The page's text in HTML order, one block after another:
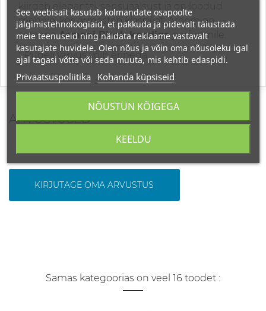
kiirgab elegantsi, sensuaalsust ja on loodud
mehele, kes armastab klassikat. Aroom on
sarnaneArmani Black koodigaparfüümile.
* Pudeli värvus võib erineda
ARVUSTUSED
KIRJUTAGE OMA ARVUSTUS
Samas kategoorias on veel 16 toodet :
See veebisait kasutab kolmandate osapoolte
jälgimistehnoloogiaid, et pakkuda ja pidevalt täiustada
meie teenuseid ning näidata reklaame vastavalt
kasutajate huvidele. Olen nõus ja võin oma nõusoleku igal
ajal tagasi võtta või seda muuta, mis kehtib edaspidi.
Privaatsuspoliitika Kohanda küpsiseid
KEELDU
NÕUSTUN KÕIGEGA